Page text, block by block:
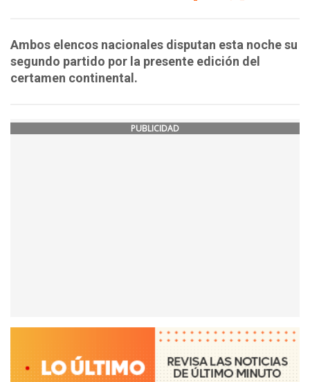
Ambos elencos nacionales disputan esta noche su
segundo partido por la presente edición del
certamen continental.
PUBLICIDAD